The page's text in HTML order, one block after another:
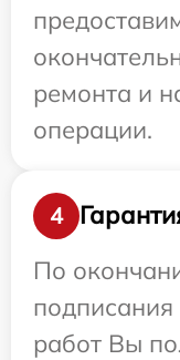
ремонта и
операции.
4
По
работ Вы